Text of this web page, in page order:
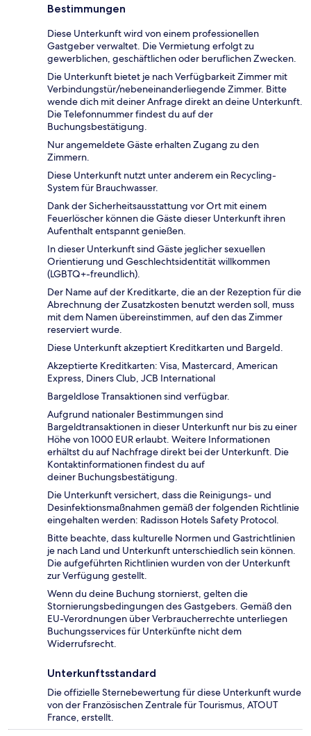
Bestimmungen
Diese Unterkunft wird von einem professionellen
Gastgeber verwaltet. Die Vermietung erfolgt zu
gewerblichen, geschäftlichen oder beruflichen Zwecken.
Die Unterkunft bietet je nach Verfügbarkeit Zimmer mit
Verbindungstür/nebeneinanderliegende Zimmer. Bitte
wende dich mit deiner Anfrage direkt an deine Unterkunft.
Die Telefonnummer findest du auf der
Buchungsbestätigung.
Nur angemeldete Gäste erhalten Zugang zu den
Zimmern.
Diese Unterkunft nutzt unter anderem ein Recycling-
System für Brauchwasser.
Dank der Sicherheitsausstattung vor Ort mit einem
Feuerlöscher können die Gäste dieser Unterkunft ihren
Aufenthalt entspannt genießen.
In dieser Unterkunft sind Gäste jeglicher sexuellen
Orientierung und Geschlechtsidentität willkommen
(LGBTQ+-freundlich).
Der Name auf der Kreditkarte, die an der Rezeption für die
Abrechnung der Zusatzkosten benutzt werden soll, muss
mit dem Namen übereinstimmen, auf den das Zimmer
reserviert wurde.
Diese Unterkunft akzeptiert Kreditkarten und Bargeld.
Akzeptierte Kreditkarten: Visa, Mastercard, American
Express, Diners Club, JCB International
Bargeldlose Transaktionen sind verfügbar.
Aufgrund nationaler Bestimmungen sind
Bargeldtransaktionen in dieser Unterkunft nur bis zu einer
Höhe von 1000 EUR erlaubt. Weitere Informationen
erhältst du auf Nachfrage direkt bei der Unterkunft. Die
Kontaktinformationen findest du auf
deiner Buchungsbestätigung.
Die Unterkunft versichert, dass die Reinigungs- und
Desinfektionsmaßnahmen gemäß der folgenden Richtlinie
eingehalten werden: Radisson Hotels Safety Protocol.
Bitte beachte, dass kulturelle Normen und Gastrichtlinien
je nach Land und Unterkunft unterschiedlich sein können.
Die aufgeführten Richtlinien wurden von der Unterkunft
zur Verfügung gestellt.
Wenn du deine Buchung stornierst, gelten die
Stornierungsbedingungen des Gastgebers. Gemäß den
EU-Verordnungen über Verbraucherrechte unterliegen
Buchungsservices für Unterkünfte nicht dem
Widerrufsrecht.
Unterkunftsstandard
Die offizielle Sternebewertung für diese Unterkunft wurde
von der Französischen Zentrale für Tourismus, ATOUT
France, erstellt.